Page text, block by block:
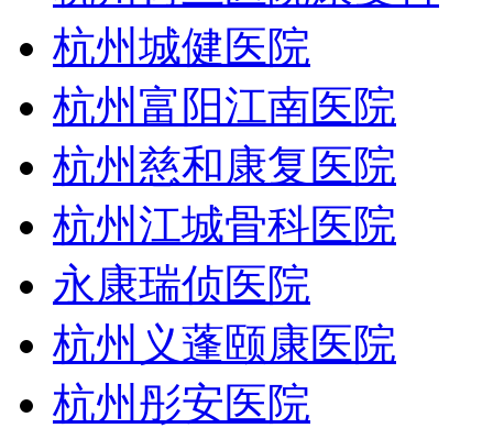
杭州城健医院
杭州富阳江南医院
杭州慈和康复医院
杭州江城骨科医院
永康瑞侦医院
杭州义蓬颐康医院
杭州彤安医院